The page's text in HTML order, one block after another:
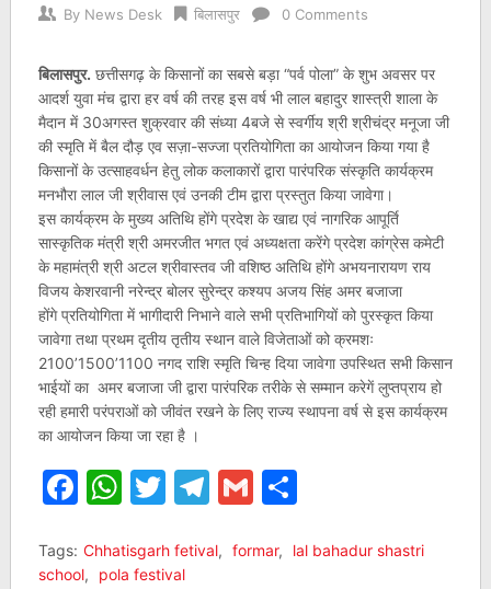
By News Desk बिलासपुर 0 Comments
बिलासपुर. छत्तीसगढ़ के किसानों का सबसे बड़ा “पर्व पोला” के शुभ अवसर पर
आदर्श युवा मंच द्वारा हर वर्ष की तरह इस वर्ष भी लाल बहादुर शास्त्री शाला के
मैदान में 30अगस्त शुक्रवार की संध्या 4बजे से स्वर्गीय श्री श्रीचंद्र मनूजा जी
की स्मृति में बैल दौड़ एव सज़ा-सज्जा प्रतियोगिता का आयोजन किया गया है
किसानों के उत्साहवर्धन हेतु लोक कलाकारों द्वारा पारंपरिक संस्कृति कार्यक्रम
मनभौरा लाल जी श्रीवास एवं उनकी टीम द्वारा प्रस्तुत किया जावेगा।
इस कार्यक्रम के मुख्य अतिथि होंगे प्रदेश के खाद्य एवं नागरिक आपूर्ति
सास्कृतिक मंत्री श्री अमरजीत भगत एवं अध्यक्षता करेंगे प्रदेश कांग्रेस कमेटी
के महामंत्री श्री अटल श्रीवास्तव जी वशिष्ठ अतिथि होंगे अभयनारायण राय
विजय केशरवानी नरेन्द्र बोलर सुरेन्द्र कश्यप अजय सिंह अमर बजाजा
होंगे प्रतियोगिता में भागीदारी निभाने वाले सभी प्रतिभागियों को पुरस्कृत किया
जावेगा तथा प्रथम दृतीय तृतीय स्थान वाले विजेताओं को क्रमशः
2100’1500’1100 नगद राशि स्मृति चिन्ह दिया जावेगा उपस्थित सभी किसान
भाईयों का अमर बजाजा जी द्वारा पारंपरिक तरीके से सम्मान करेगें लुप्तप्राय हो
रही हमारी परंपराओं को जीवंत रखने के लिए राज्य स्थापना वर्ष से इस कार्यक्रम
का आयोजन किया जा रहा है ।
Facebook
WhatsApp
Twitter
Telegram
GmailShare
Tags: Chhatisgarh fetival, formar,
lal bahadur shastri
school, pola festival